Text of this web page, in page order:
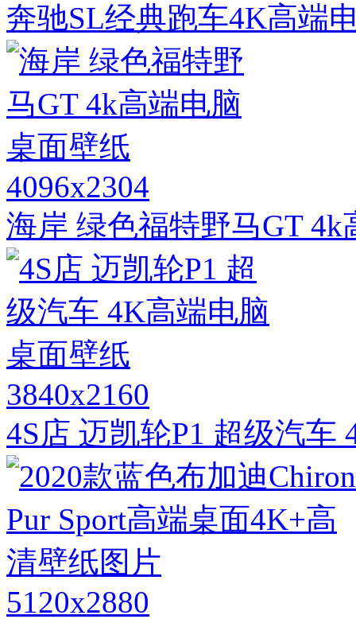
奔驰SL经典跑车4K高端
4096x2304
海岸 绿色福特野马GT
3840x2160
4S店 迈凯轮P1 超级汽车
5120x2880